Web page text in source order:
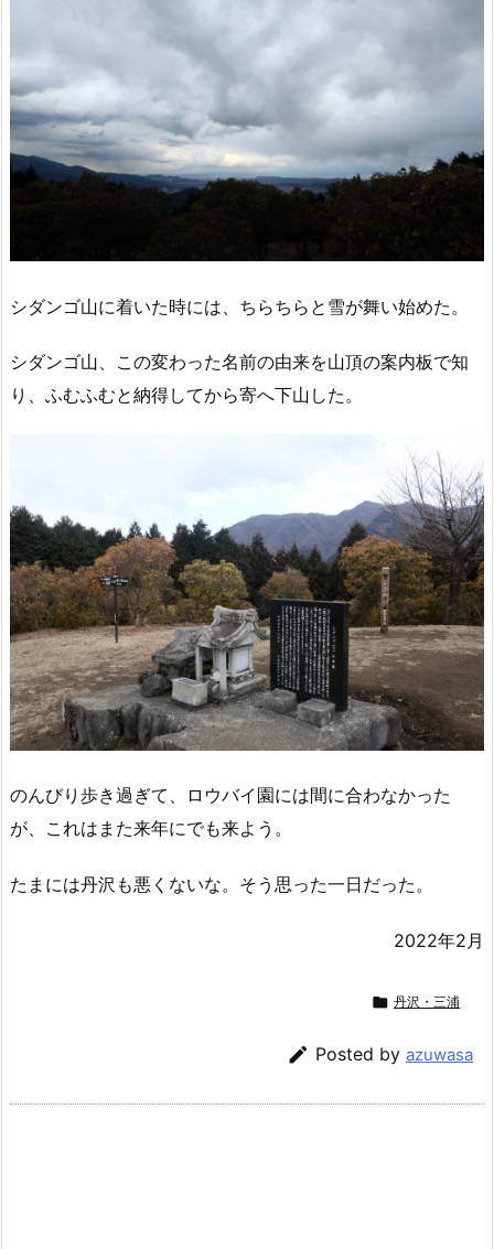
シダンゴ山に着いた時には、ちらちらと雪が舞い始めた。
シダンゴ山、この変わった名前の由来を山頂の案内板で知
り、ふむふむと納得してから寄へ下山した。
のんびり歩き過ぎて、ロウバイ園には間に合わなかった
が、これはまた来年にでも来よう。
たまには丹沢も悪くないな。そう思った一日だった。
2022年2月
 丹沢・三浦
 Posted by azuwasa